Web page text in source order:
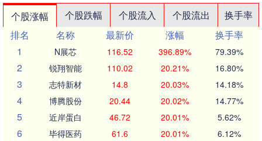
个股涨幅 个股跌幅 个股流入 个股流出
换手率
排名
名称 最新价 涨幅
换手率
1
N展芯 116.52 396.89% 79.39%
2 锐翔智能 110.02 20.21% 16.80%
3 志特新材 14.8 20.03% 14.18%
4 博腾股份 20.44 20.02% 14.77%
5 近岸蛋白 46.72 20.01% 5.62%
6 毕得医药 61.6 20.01% 6.12%